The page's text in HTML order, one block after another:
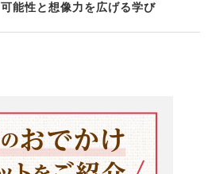
可能性と想像力を広げる学び